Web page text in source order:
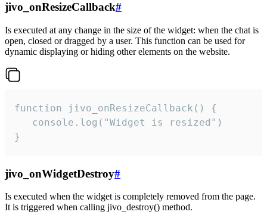
jivo_onResizeCallback#
Is executed at any change in the size of the widget: when the chat is
open, closed or dragged by a user. This function can be used for
dynamic displaying or hiding other elements on the website.
function jivo_onResizeCallback() {
   console.log("Widget is resized")
}
jivo_onWidgetDestroy#
Is executed when the widget is completely removed from the page.
It is triggered when calling jivo_destroy() method.